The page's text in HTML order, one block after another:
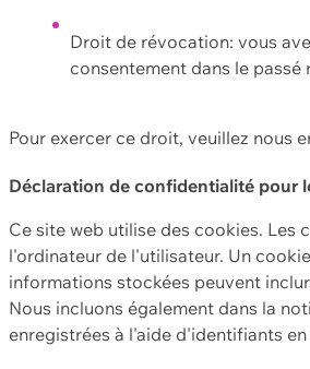
Droit de révocation: vous
consentement dans le
Pour exercer ce droit, veuillez nous
Déclaration de confidentialité pour
Ce site web utilise des cookies. Les
l'ordinateur de l'utilisateur. Un
informations stockées peuvent
Nous incluons également dans la
enregistrées à l'aide d'identifiants